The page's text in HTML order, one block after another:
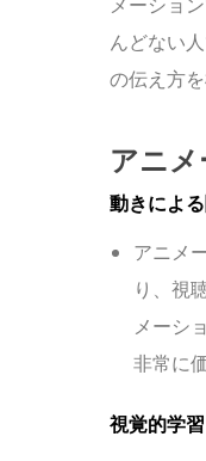
んどない
の伝え方
アニ
動きによ
アニメ
り、視
メーシ
非常に
視覚的学習